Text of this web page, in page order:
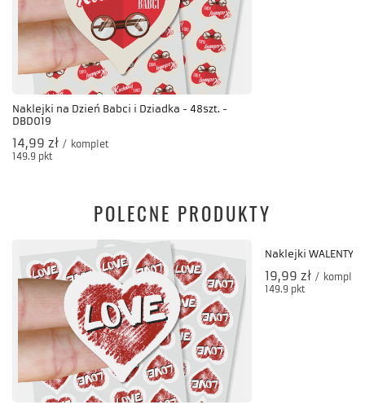
Naklejki na Dzień Babci i Dziadka - 48szt. -
DBD019
14,99 zł / komplet
149.9 pkt
POLECNE PRODUKTY
Naklejki
19,99 zł / komplet
149.9 pkt